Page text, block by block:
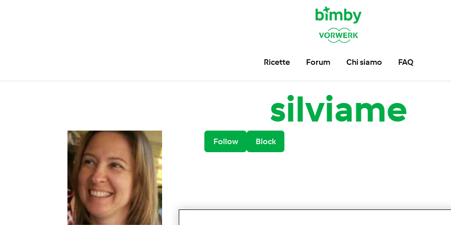
Ricette Forum Chi siamo FAQ
silviame
Follow Block